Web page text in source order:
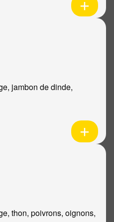
jambon de dinde,
thon, poivrons, oignons,